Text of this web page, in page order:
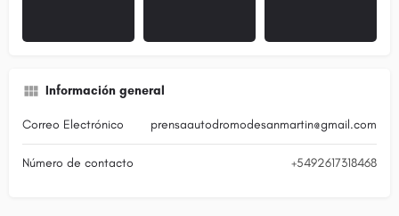
Información general
Correo Electrónico prensaautodromodesanmartin@gmail.com
Número de contacto +5492617318468